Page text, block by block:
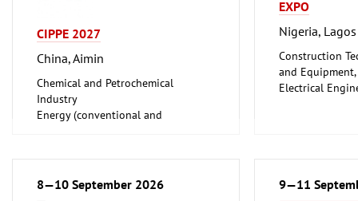
CIPPE 2027
China, Aimin
Chemical and Petrochemical
Industry
Energy (conventional and
Shipbuilding, Port Machinery,
Offshore Engineering
Tube, Wire
EXPO
Nigeria, Lagos
Construction
and
Electrical
Plumbing,
8—10 September 2026 9—11